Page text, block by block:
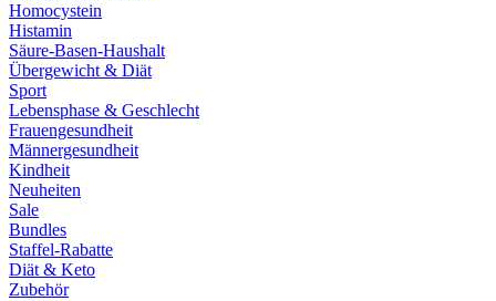
Homocystein
Histamin
Säure-Basen-Haushalt
Übergewicht & Diät
Sport
Lebensphase & Geschlecht
Frauengesundheit
Männergesundheit
Kindheit
Neuheiten
Sale
Bundles
Staffel-Rabatte
Diät & Keto
Zubehör